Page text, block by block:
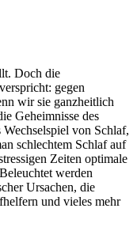
Doch die
gegen
wir sie ganzheitlich
Geheimnisse des
von Schlaf,
schlechtem Schlaf auf
Zeiten optimale
werden
Ursachen, die
und vieles mehr